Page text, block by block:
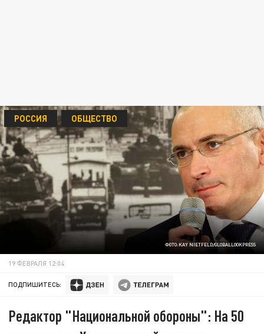
ФОТО:KAY NIETFELD/GLOBALLOOKPRESS
РОССИЯ ОБЩЕСТВО
19 ФЕВРАЛЯ 12:04
ПОДПИШИТЕСЬ:
Редактор "Национальной обороны": На 50